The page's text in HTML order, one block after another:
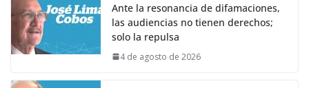
Ante la resonancia de difamaciones,
las audiencias no tienen derechos;
solo la repulsa
4 de agosto de 2026